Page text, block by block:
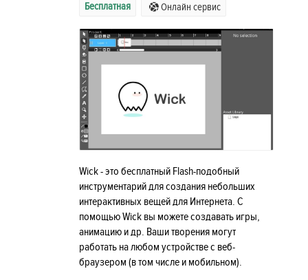
Бесплатная Онлайн сервис
Wick - это бесплатный Flash-подобный
инструментарий для создания небольших
интерактивных вещей для Интернета. С
помощью Wick вы можете создавать игры,
анимацию и др. Ваши творения могут
работать на любом устройстве с веб-
браузером (в том числе и мобильном).